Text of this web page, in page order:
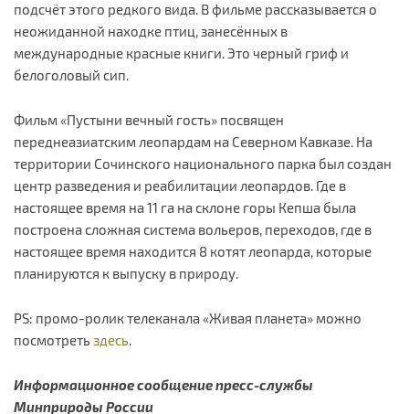
подсчёт этого редкого вида. В фильме рассказывается о
неожиданной находке птиц, занесённых в
международные красные книги. Это черный гриф и
белоголовый сип.
Фильм «Пустыни вечный гость» посвящен
переднеазиатским леопардам на Северном Кавказе. На
территории Сочинского национального парка был создан
центр разведения и реабилитации леопардов. Где в
настоящее время на 11 га на склоне горы Кепша была
построена сложная система вольеров, переходов, где в
настоящее время находится 8 котят леопарда, которые
планируются к выпуску в природу.
PS: промо-ролик телеканала «Живая планета» можно
посмотреть здесь.
Информационное сообщение пресс-службы
Минприроды России